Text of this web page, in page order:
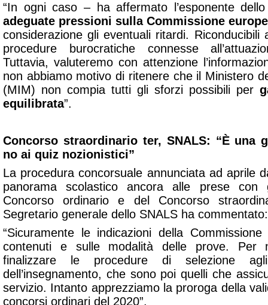
“In ogni caso – ha affermato l’esponente
adeguate pressioni sulla Commissione
considerazione gli eventuali ritardi. Riconducibili
procedure burocratiche connesse
Tuttavia, valuteremo con attenzione
non abbiamo motivo di ritenere che il Ministero
(MIM) non compia tutti gli sforzi possibili per
equilibrata”.
Concorso straordinario ter, SNALS: “È una
no ai quiz nozionistici”
La procedura concorsuale annunciata ad aprile
panorama scolastico ancora alle prese con
Concorso ordinario e del Concorso
Segretario generale dello SNALS ha commentato:
“Sicuramente le indicazioni della
contenuti e sulle modalità delle prove. Per
finalizzare le procedure di selezione
dell’insegnamento, che sono poi quelli che
servizio. Intanto apprezziamo la proroga della
concorsi ordinari del 2020”.